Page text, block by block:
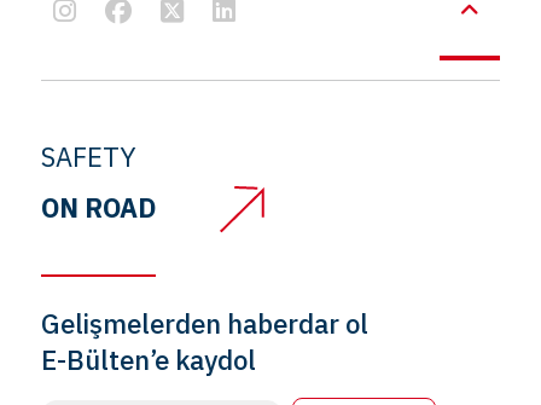
SAFETY
ON ROAD
Gelişmelerden haberdar ol
E-Bülten’e kaydol